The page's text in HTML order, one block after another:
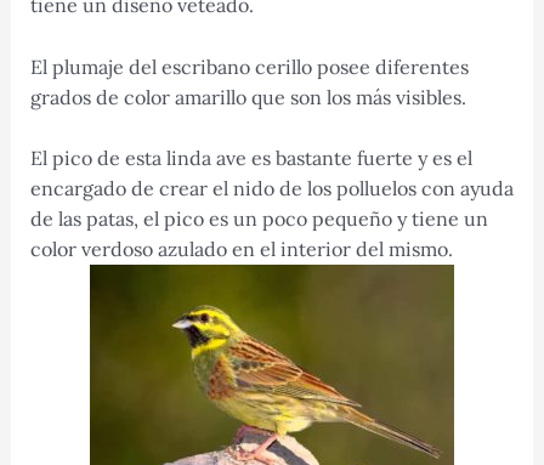
El plumaje del escribano cerillo posee diferentes
grados de color amarillo que son los más visibles.
El pico de esta linda ave es bastante fuerte y es el
encargado de crear el nido de los polluelos con ayuda
de las patas, el pico es un poco pequeño y tiene un
color verdoso azulado en el interior del mismo.